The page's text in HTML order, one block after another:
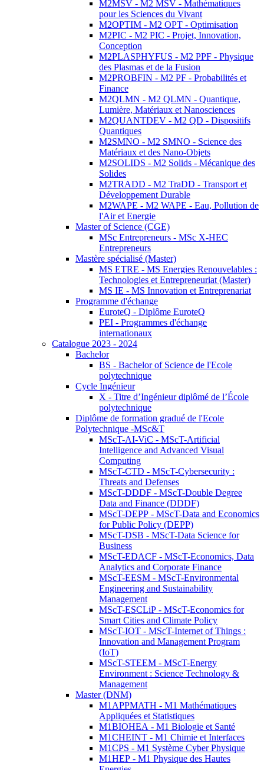
M2MSV - M2 MSV - Mathématiques
pour les Sciences du Vivant
M2OPTIM - M2 OPT - Optimisation
M2PIC - M2 PIC - Projet, Innovation,
Conception
M2PLASPHYFUS - M2 PPF - Physique
des Plasmas et de la Fusion
M2PROBFIN - M2 PF - Probabilités et
Finance
M2QLMN - M2 QLMN - Quantique,
Lumière, Matériaux et Nanosciences
M2QUANTDEV - M2 QD - Dispositifs
Quantiques
M2SMNO - M2 SMNO - Science des
Matériaux et des Nano-Objets
M2SOLIDS - M2 Solids - Mécanique des
Solides
M2TRADD - M2 TraDD - Transport et
Développement Durable
M2WAPE - M2 WAPE - Eau, Pollution de
l'Air et Energie
Master of Science (CGE)
MSc Entrepreneurs - MSc X-HEC
Entrepreneurs
Mastère spécialisé (Master)
MS ETRE - MS Energies Renouvelables :
Technologies et Entrepreneuriat (Master)
MS IE - MS Innovation et Entreprenariat
Programme d'échange
EuroteQ - Diplôme EuroteQ
PEI - Programmes d'échange
internationaux
Catalogue 2023 - 2024
Bachelor
BS - Bachelor of Science de l'Ecole
polytechnique
Cycle Ingénieur
X - Titre d’Ingénieur diplômé de l’École
polytechnique
Diplôme de formation gradué de l'Ecole
Polytechnique -MSc&T
MScT-AI-ViC - MScT-Artificial
Intelligence and Advanced Visual
Computing
MScT-CTD - MScT-Cybersecurity :
Threats and Defenses
MScT-DDDF - MScT-Double Degree
Data and Finance (DDDF)
MScT-DEPP - MScT-Data and Economics
for Public Policy (DEPP)
MScT-DSB - MScT-Data Science for
Business
MScT-EDACF - MScT-Economics, Data
Analytics and Corporate Finance
MScT-EESM - MScT-Environmental
Engineering and Sustainability
Management
MScT-ESCLiP - MScT-Economics for
Smart Cities and Climate Policy
MScT-IOT - MScT-Internet of Things :
Innovation and Management Program
(IoT)
MScT-STEEM - MScT-Energy
Environment : Science Technology &
Management
Master (DNM)
M1APPMATH - M1 Mathématiques
Appliquées et Statistiques
M1BIOHEA - M1 Biologie et Santé
M1CHEINT - M1 Chimie et Interfaces
M1CPS - M1 Système Cyber Physique
M1HEP - M1 Physique des Hautes